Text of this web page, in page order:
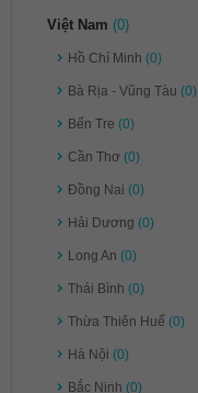
Việt Nam (0)
Hồ Chí Minh (0)
Bà Rịa - Vũng Tàu (0)
Bến Tre (0)
Cần Thơ (0)
Đồng Nai (0)
Hải Dương (0)
Long An (0)
Thái Bình (0)
Thừa Thiên Huế (0)
Hà Nội (0)
Bắc Ninh (0)